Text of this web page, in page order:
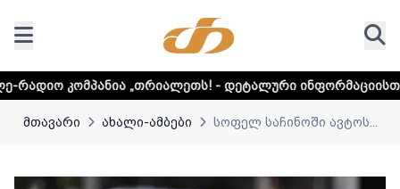
„თრიალეთს! - დეტალური ინფორმაციისთვის დააკლიკეთ
მთავარი ახალი-ამბები სოფელ საჩინოში ავტოს...